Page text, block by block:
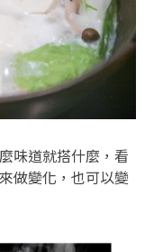
味道就搭什麼，看
做變化，也可以變